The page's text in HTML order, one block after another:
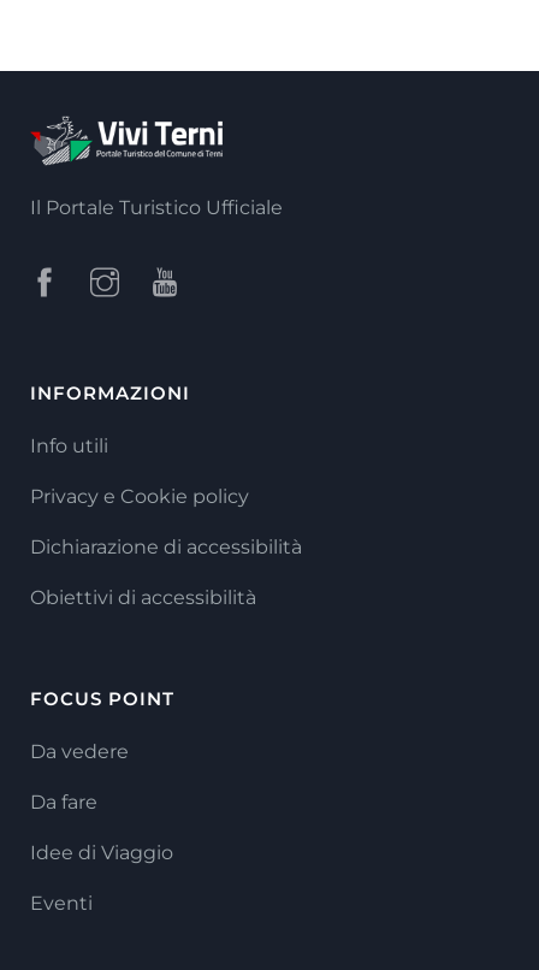
Il Portale Turistico Ufficiale
INFORMAZIONI
Info utili
Privacy e Cookie policy
Dichiarazione di accessibilità
Obiettivi di accessibilità
FOCUS POINT
Da vedere
Da fare
Idee di Viaggio
Eventi